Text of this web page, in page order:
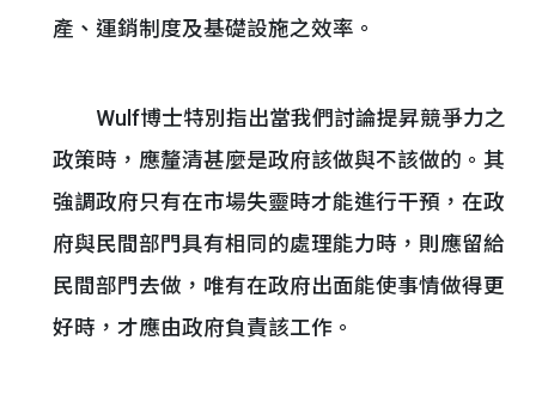
產、運銷制度及基礎設施之效率。
Wulf博士特別指出當我們討論提昇競爭力之
政策時，應釐清甚麼是政府該做與不該做的。其
強調政府只有在市場失靈時才能進行干預，在政
府與民間部門具有相同的處理能力時，則應留給
民間部門去做，唯有在政府出面能使事情做得更
好時，才應由政府負責該工作。